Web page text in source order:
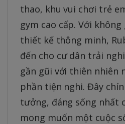
thao, khu vui chơi trẻ
gym cao cấp. Với
thiết kế thông minh,
đến cho cư dân trải
gần gũi với thiên nhiên
phần tiện nghi. Đây
tưởng, đáng sống nhất
mong muốn một cuộc